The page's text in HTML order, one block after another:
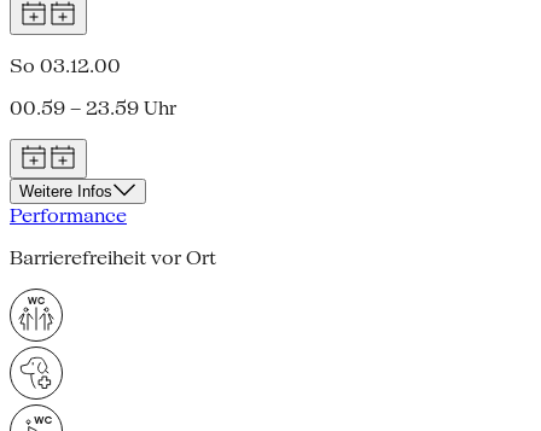
So 03.12.00
00.59 – 23.59 Uhr
Weitere Infos
Performance
Barrierefreiheit vor Ort